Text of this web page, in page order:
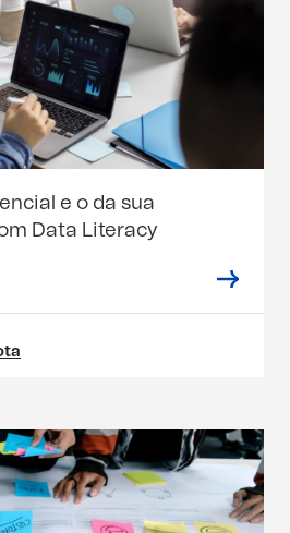
e o da sua
Data Literacy